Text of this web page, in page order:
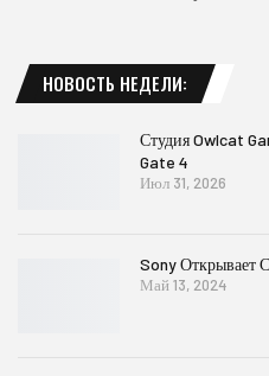
НОВОСТЬ НЕДЕЛИ:
Студия Owlcat
Gate 4
Июл 31, 2026
Sony Открывает
Май 13, 2024